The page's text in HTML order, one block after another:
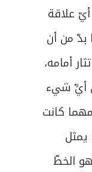
علاقة
بدّ من أن
أمامه،
أيِّ شيء
كانت
يمثل
الخطّ